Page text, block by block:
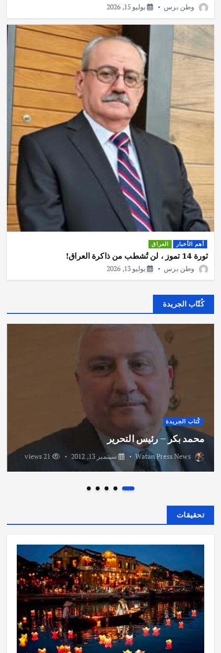
وطن برس يوليو 15, 2026
أهم الأخبار العراق
ثورة 14 تموز ، لن تُشطب من ذاكرة العراق!
وطن برس يوليو 13, 2026
كُتّاب الجريدة
كُتاب الجريدة
محمد بكر – رئيس التحرير
Watan Press News سبتمبر 13, 2012
تحقيقات